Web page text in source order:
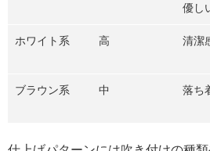
優し
ホワイト系 高 清潔
ブラウン系 中 落ち